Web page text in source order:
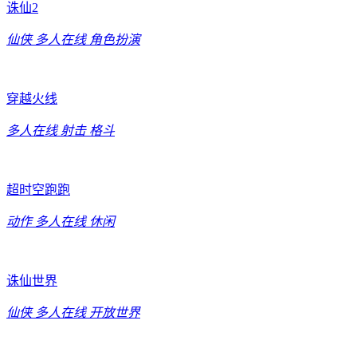
诛仙2
仙侠 多人在线 角色扮演
穿越火线
多人在线 射击 格斗
超时空跑跑
动作 多人在线 休闲
诛仙世界
仙侠 多人在线 开放世界